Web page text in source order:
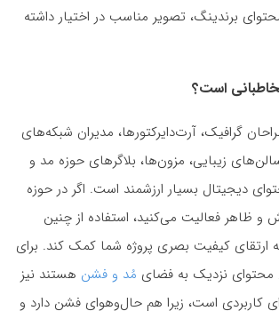
برندینگ، تصویر مناسب در اختیار داشته
است؟
گرافیک، آرت‌دایرکتورها، مدیران شبکه‌های
زیبایی، مزون‌ها، بلاگرهای حوزه مد و
دیجیتال بسیار ارزشمند است. اگر در حوزه
و ظاهر فعالیت می‌کنید، استفاده از چنین
ارتقای کیفیت بصری پروژه شما کمک کند. برای
محتوای نزدیک به فضای مُد و فشن هستند نیز
کاربردی است، زیرا هم حال‌وهوای فشن دارد و